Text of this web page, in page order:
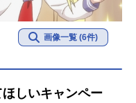
画像一覧 (6件)
しいキャンペー